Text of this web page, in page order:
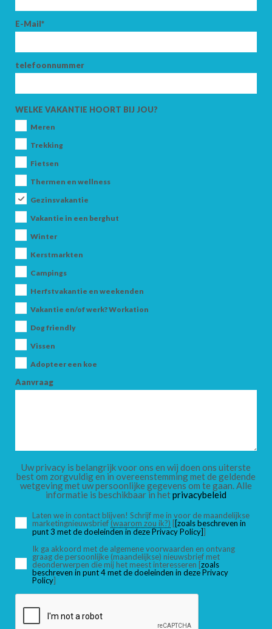
E-Mail*
telefoonnummer
WELKE VAKANTIE HOORT BIJ JOU?
Meren
Trekking
Fietsen
Thermen en wellness
Gezinsvakantie
Vakantie in een berghut
Winter
Kerstmarkten
Campings
Herfstvakantie en weekenden
Vakantie en/of werk? Workation
Dog friendly
Vissen
Adopteer een koe
Aanvraag
Uw privacy is belangrijk voor ons en wij doen ons uiterste
best om zorgvuldig en in overeenstemming met de geldende
wetgeving met uw persoonlijke gegevens om te gaan. Alle
informatie is beschikbaar in hetprivacybeleid
Laten we in contact blijven! Schrijf me in voor de maandelijkse
marketingnieuwsbrief (waarom zou ik?) [[zoals beschreven in
punt 3 met de doeleinden in deze Privacy Policy]]
Ik ga akkoord met de algemene voorwaarden en ontvang
graag de persoonlijke (maandelijkse) nieuwsbrief met
deonderwerpen die mij het meest interesseren [zoals
beschreven in punt 4 met de doeleinden in deze Privacy
Policy]